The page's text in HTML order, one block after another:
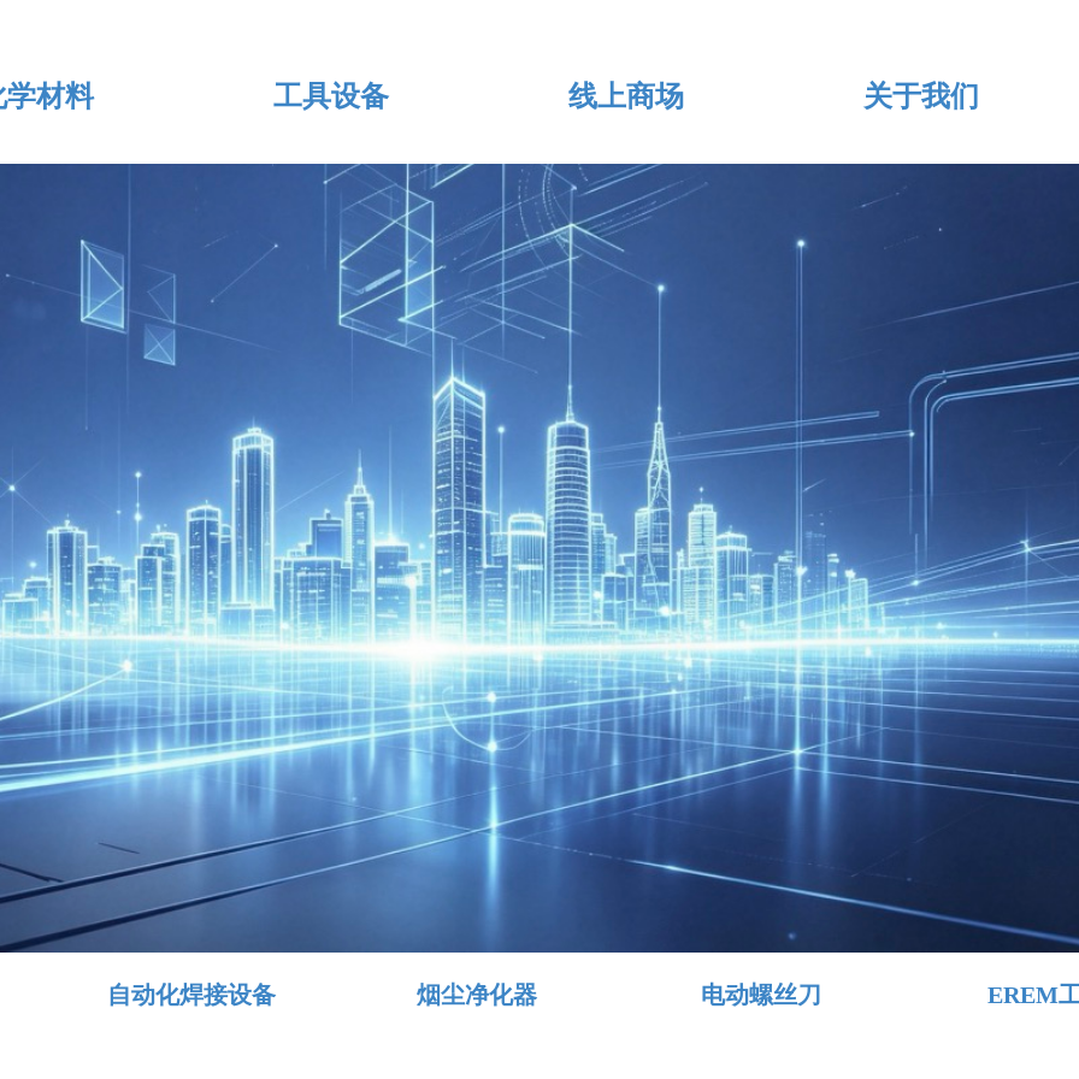
学材料 工具设备 线上商场 关于我们
自动化焊接设备 烟尘净化器 电动螺丝刀 EREM